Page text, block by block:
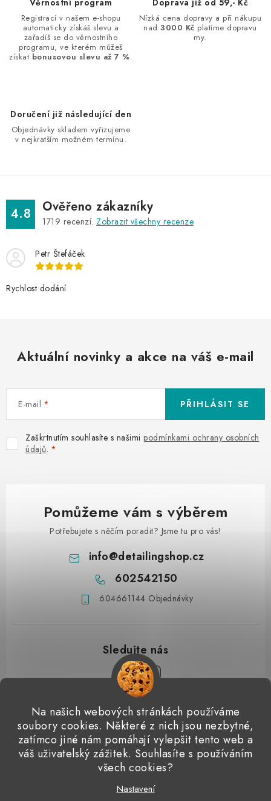
Na našich webových stránkách používáme
soubory cookies. Některé z nich jsou nezbytné,
zatímco jiné nám pomáhají vylepšit tento web a
váš uživatelský zážitek. Souhlasíte s používáním
všech cookies?
Nastavení
p
k
y
p
s
u
Registrací v našem e-shopu
automaticky získáš slevu a
zařadíš se do věrnostního
programu, ve kterém můžeš
získat bonusovou slevu až 7 %.
Nízká cena dopravy a při nákupu
nad3000 Kč platíme dopravu
my.
Doručení již následující den
Objednávky skladem vyřizujeme
v nejkratším možném termínu.
4.8 Ověřeno zákazníky
1719 recenzí. Zobrazit všechny recenze
Petr Štefáček
Rychlost dodání
Aktuální novinky a akce na váš e-mail
E-mail
Zaškrtnutím souhlasíte s našimi podmínkami ochrany osobních
údajů.
PŘIHLÁSIT SE
Pomůžeme vám s výběrem
Potřebujete s něčím poradit? Jsme tu pro vás!
info@detailingshop.cz
602542150
604661144 Objednávky
Přijímáme online platby
Detailingclub Dodo Juice Gyeon Quartz ValetPRO
Microfiber Madness